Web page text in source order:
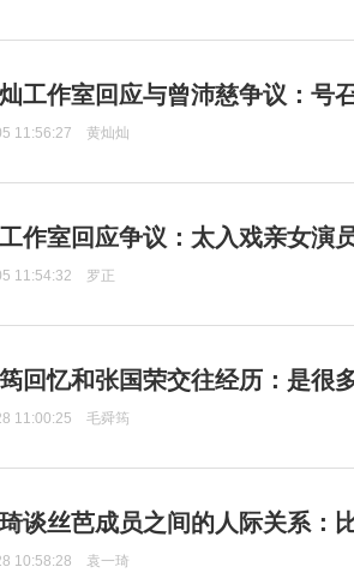
工作室回应与曾沛慈争议：号
11:56:27 黄灿灿
作室回应争议：太入戏亲女演
11:54:32 罗正
回忆和张国荣交往经历：是很
11:00:25 毛舜筠
谈丝芭成员之间的人际关系：
10:58:28 袁一琦